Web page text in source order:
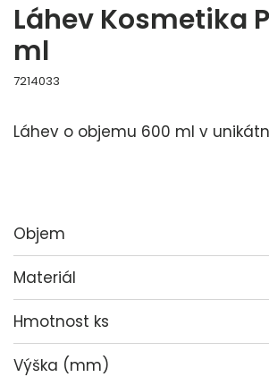
Láhev Kosmetika
ml
7214033
Láhev o objemu 600 ml v
Objem
Materiál
Hmotnost ks
Výška (mm)